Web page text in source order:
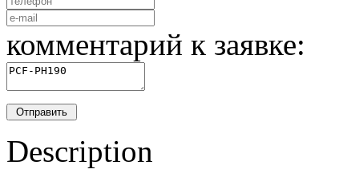
комментарий к заявке:
Description